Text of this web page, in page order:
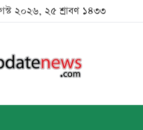
২০২৬, ২৫ শ্রাবণ ১৪৩৩